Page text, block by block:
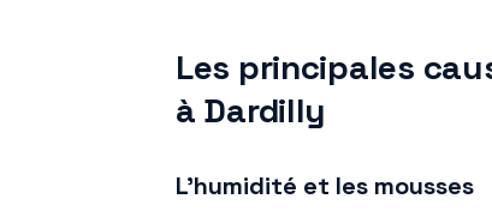
Les principales
à Dardilly
L’humidité et les mousses